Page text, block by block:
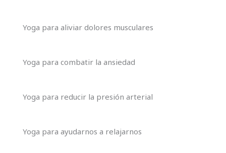
Yoga para aliviar dolores musculares
Yoga para combatir la ansiedad
Yoga para reducir la presión arterial
Yoga para ayudarnos a relajarnos